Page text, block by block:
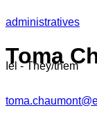
administratives
Toma
Iel - They/them